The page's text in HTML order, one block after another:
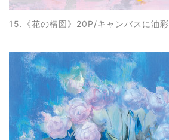
15.《花の構図》20P/キャンバスに油彩